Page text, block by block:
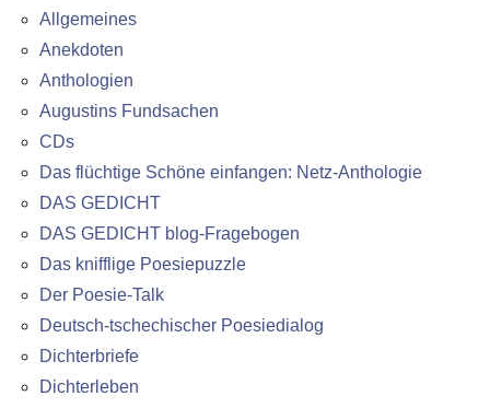
Allgemeines
Anekdoten
Anthologien
Augustins Fundsachen
CDs
Das flüchtige Schöne einfangen: Netz-Anthologie
DAS GEDICHT
DAS GEDICHT blog-Fragebogen
Das knifflige Poesiepuzzle
Der Poesie-Talk
Deutsch-tschechischer Poesiedialog
Dichterbriefe
Dichterleben